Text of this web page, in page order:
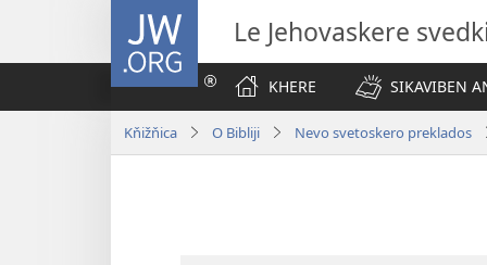
JW.ORG
Le Jehovaskere svedki
KHERE SIKAVIBEN
Kňižňica O Bibliji Nevo svetoskero preklados